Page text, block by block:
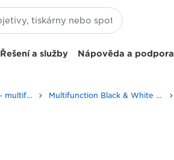
Řešení a služby Nápověda a podpora
Multifunkční tiskárny – multifunkční tiskárny Multifunction Black & White Printers